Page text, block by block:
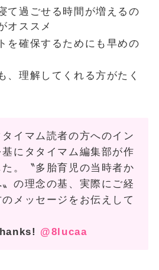
て過ごせる時間が増えるの
オススメ
を確保するためにも早めの
、理解してくれる方がたく
イマム読者の方へのイン
にタタイマム編集部が作
。〝多胎育児の当時者か
〟の理念の基、実際にご経
メッセージをお伝えして
@8lucaa